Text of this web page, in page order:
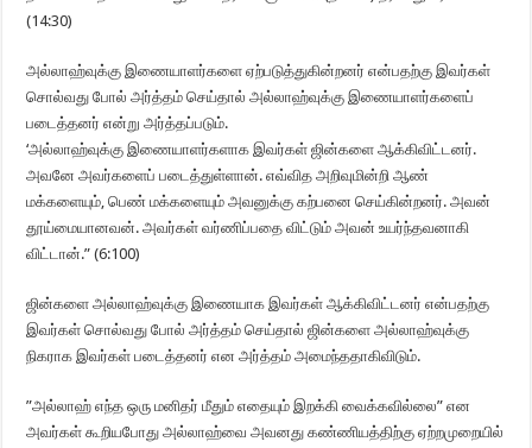
(14:30)
அல்லாஹ்வுக்கு இணையாளர்களை ஏற்படுத்துகின்றனர் என்பதற்கு இவர்கள்
சொல்வது போல் அர்த்தம் செய்தால் அல்லாஹ்வுக்கு இணையாளர்களைப்
படைத்தனர் என்று அர்த்தப்படும்.
‘அல்லாஹ்வுக்கு இணையாளர்களாக இவர்கள் ஜின்களை ஆக்கிவிட்டனர்.
அவனே அவர்களைப் படைத்துள்ளான். எவ்வித அறிவுமின்றி ஆண்
மக்களையும், பெண் மக்களையும் அவனுக்கு கற்பனை செய்கின்றனர். அவன்
தூய்மையானவன். அவர்கள் வர்ணிப்பதை விட்டும் அவன் உயர்ந்தவனாகி
விட்டான்.” (6:100)
ஜின்களை அல்லாஹ்வுக்கு இணையாக இவர்கள் ஆக்கிவிட்டனர் என்பதற்கு
இவர்கள் சொல்வது போல் அர்த்தம் செய்தால் ஜின்களை அல்லாஹ்வுக்கு
நிகராக இவர்கள் படைத்தனர் என அர்த்தம் அமைந்ததாகிவிடும்.
”அல்லாஹ் எந்த ஒரு மனிதர் மீதும் எதையும் இறக்கி வைக்கவில்லை” என
அவர்கள் கூறியபோது அல்லாஹ்வை அவனது கண்ணியத்திற்கு ஏற்றமுறையில்